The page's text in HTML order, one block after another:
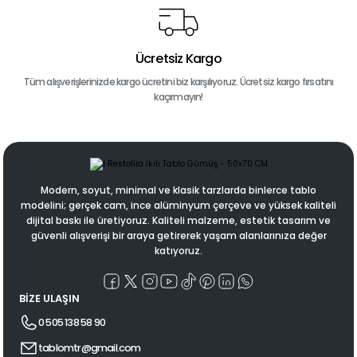
Ücretsiz Kargo
Tüm alışverişlerinizde kargo ücretini biz karşılıyoruz. Ücretsiz kargo fırsatını
kaçırmayın!
Modern, soyut, minimal ve klasik tarzlarda binlerce tablo
modelini; gerçek cam, ince alüminyum çerçeve ve yüksek kaliteli
dijital baskı ile üretiyoruz. Kaliteli malzeme, estetik tasarım ve
güvenli alışverişi bir araya getirerek yaşam alanlarınıza değer
katıyoruz.
BİZE ULAŞIN
0 505 138 58 90
tablomtr@gmail.com